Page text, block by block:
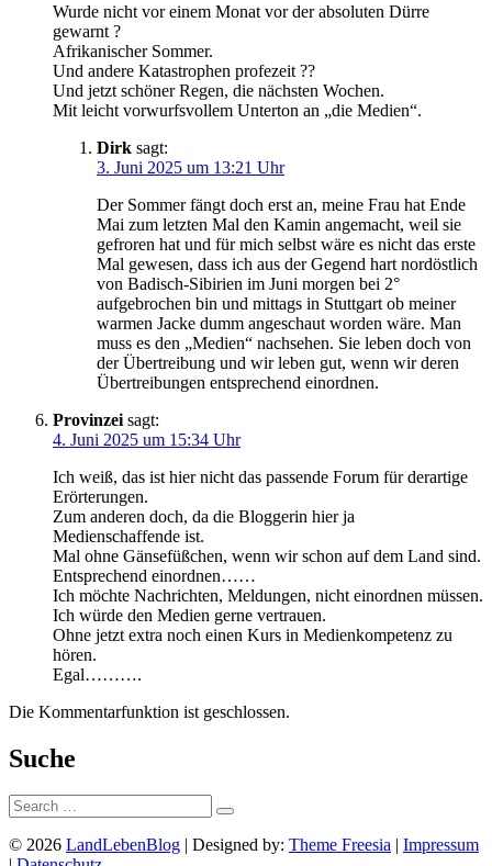
Wurde nicht vor einem Monat vor der absoluten Dürre
gewarnt ?
Afrikanischer Sommer.
Und andere Katastrophen profezeit ??
Und jetzt schöner Regen, die nächsten Wochen.
Mit leicht vorwurfsvollem Unterton an „die Medien“.
Dirk sagt:
3. Juni 2025 um 13:21 Uhr
Der Sommer fängt doch erst an, meine Frau hat Ende
Mai zum letzten Mal den Kamin angemacht, weil sie
gefroren hat und für mich selbst wäre es nicht das erste
Mal gewesen, dass ich aus der Gegend hart nordöstlich
von Badisch-Sibirien im Juni morgen bei 2°
aufgebrochen bin und mittags in Stuttgart ob meiner
warmen Jacke dumm angeschaut worden wäre. Man
muss es den „Medien“ nachsehen. Sie leben doch von
der Übertreibung und wir leben gut, wenn wir deren
Übertreibungen entsprechend einordnen.
Provinzei sagt:
4. Juni 2025 um 15:34 Uhr
Ich weiß, das ist hier nicht das passende Forum für derartige
Erörterungen.
Zum anderen doch, da die Bloggerin hier ja
Medienschaffende ist.
Mal ohne Gänsefüßchen, wenn wir schon auf dem Land sind.
Entsprechend einordnen……
Ich möchte Nachrichten, Meldungen, nicht einordnen müssen.
Ich würde den Medien gerne vertrauen.
Ohne jetzt extra noch einen Kurs in Medienkompetenz zu
hören.
Egal……….
Die Kommentarfunktion ist geschlossen.
Suche
Suche:
© 2026 LandLebenBlog | Designed by: Theme Freesia | Impressum